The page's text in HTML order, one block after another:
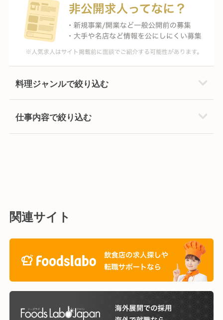
料理ジャンルで絞り込む
仕事内容で絞り込む
関連サイト